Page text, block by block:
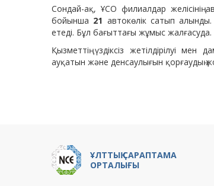
Сондай-ақ, ҰСО филиалдар
бойынша 21 автокөлік сатып алынды.
етеді. Бұл бағыттағы жұмыс жалғасуда.
Қызметтің үздіксіз жетілдірілуі
ауқатын және денсаулығын қорғаудың
ҰЛТТЫҚ САРАПТАМА
ОРТАЛЫҒЫ